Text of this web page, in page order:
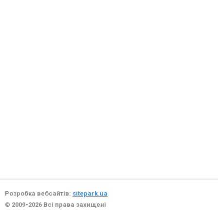
Розробка вебсайтів: sitepark.ua
© 2009-2026 Всі права захищені